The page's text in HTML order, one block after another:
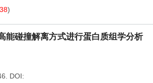
)
能碰撞解离方式进行蛋白质组学分析
DOI: